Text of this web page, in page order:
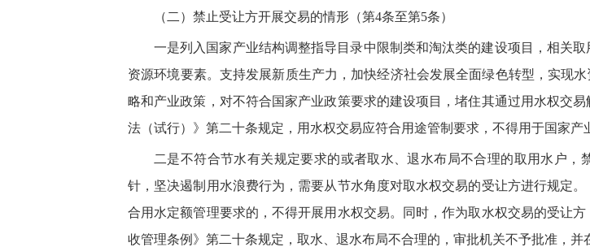
（二）禁止受让方开展交易的情形（第4条至第5条）
一是列入国家产业结构调整指导目录中限制类和淘汰类的建设项目，相关
资源环境要素。支持发展新质生产力，加快经济社会发展全面绿色转型，实现
略和产业政策，对不符合国家产业政策要求的建设项目，堵住其通过用水权交
法（试行）》第二十条规定，用水权交易应符合用途管制要求，不得用于国家产
二是不符合节水有关规定要求的或者取水、退水布局不合理的取用水户
针，坚决遏制用水浪费行为，需要从节水角度对取水权交易的受让方进行规定
合用水定额管理要求的，不得开展用水权交易。同时，作为取水权交易的受让
收管理条例》第二十条规定，取水、退水布局不合理的，审批机关不予批准，